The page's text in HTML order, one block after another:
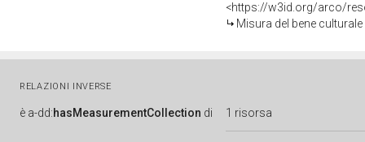
<https://w3id.org/arco/
Misura del bene
RELAZIONI INVERSE
è a-dd:hasMeasurementCollection di 1 risorsa